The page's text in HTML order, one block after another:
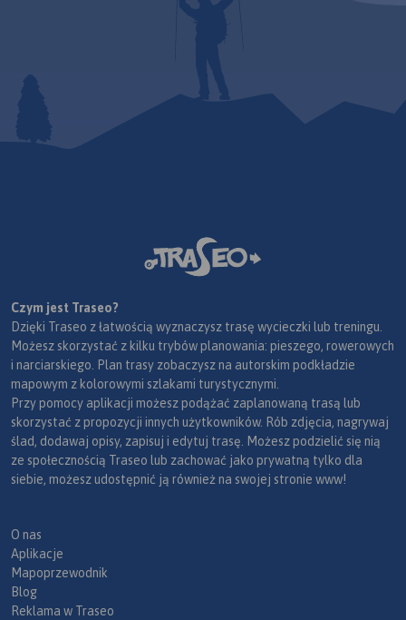
Czym jest Traseo?
Dzięki Traseo z łatwością wyznaczysz trasę wycieczki lub treningu.
Możesz skorzystać z kilku trybów planowania: pieszego, rowerowych
i narciarskiego. Plan trasy zobaczysz na autorskim podkładzie
mapowym z kolorowymi szlakami turystycznymi.
Przy pomocy aplikacji możesz podążać zaplanowaną trasą lub
skorzystać z propozycji innych użytkowników. Rób zdjęcia, nagrywaj
ślad, dodawaj opisy, zapisuj i edytuj trasę. Możesz podzielić się nią
ze społecznością Traseo lub zachować jako prywatną tylko dla
siebie, możesz udostępnić ją również na swojej stronie www!
O nas
Aplikacje
Mapoprzewodnik
Blog
Reklama w Traseo